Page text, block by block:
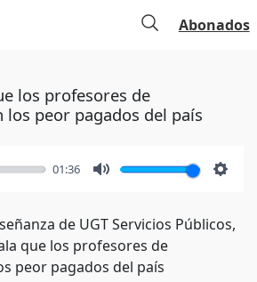
Abonados
los profesores de
los peor pagados del país
01:36
de UGT Servicios Públicos,
que los profesores de
peor pagados del país